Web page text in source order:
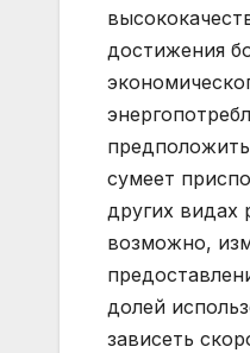
достижения
сумеет
других видах
возможно,
долей
зависеть